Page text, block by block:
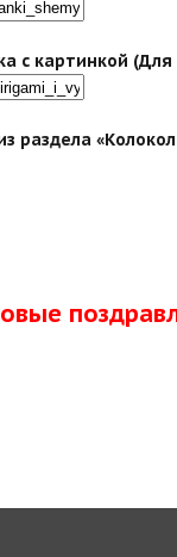
с картинкой
раздела